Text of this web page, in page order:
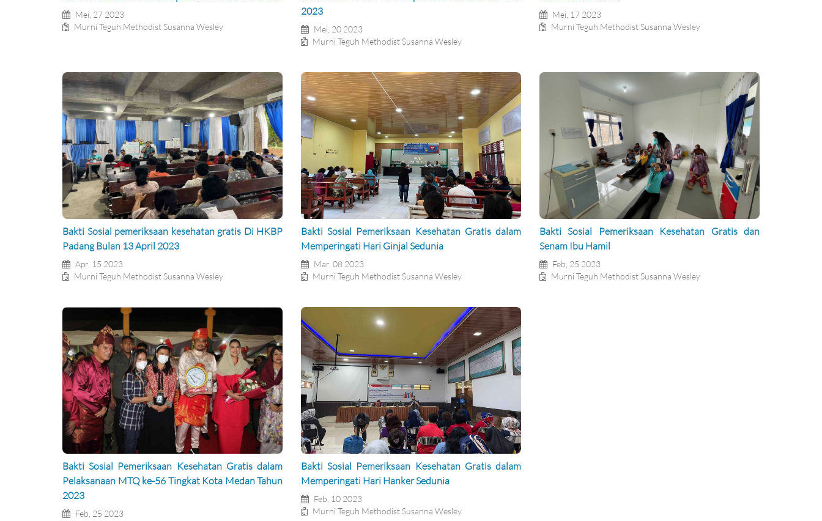
Mei, 27 2023
Murni Teguh Methodist Susanna Wesley
2023
Mei, 20 2023
Murni Teguh Methodist Susanna Wesley
Mei, 17 2023
Murni Teguh Methodist Susanna Wesley
Bakti Sosial pemeriksaan kesehatan gratis Di HKBP
Padang Bulan 13 April 2023
Apr, 15 2023
Murni Teguh Methodist Susanna Wesley
Bakti Sosial Pemeriksaan Kesehatan Gratis dalam
Memperingati Hari Ginjal Sedunia
Mar, 08 2023
Murni Teguh Methodist Susanna Wesley
Bakti Sosial Pemeriksaan Kesehatan Gratis dan
Senam Ibu Hamil
Feb, 25 2023
Murni Teguh Methodist Susanna Wesley
Bakti Sosial Pemeriksaan Kesehatan Gratis dalam
Pelaksanaan MTQ ke-56 Tingkat Kota Medan Tahun
2023
Feb, 25 2023
Bakti Sosial Pemeriksaan Kesehatan Gratis dalam
Memperingati Hari Hanker Sedunia
Feb, 10 2023
Murni Teguh Methodist Susanna Wesley